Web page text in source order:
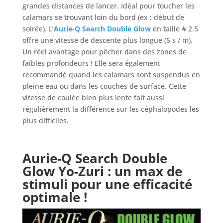
grandes distances de lancer. Idéal pour toucher les
calamars se trouvant loin du bord (ex : début de
soirée). L’Aurie-Q Search Double Glow en taille # 2.5
offre une vitesse de descente plus longue (5 s / m).
Un réel avantage pour pêcher dans des zones de
faibles profondeurs ! Elle sera également
recommandé quand les calamars sont suspendus en
pleine eau ou dans les couches de surface. Cette
vitesse de coulée bien plus lente fait aussi
régulièrement la différence sur les céphalopodes les
plus difficiles.
Aurie-Q Search Double
Glow Yo-Zuri : un max de
stimuli pour une efficacité
optimale !